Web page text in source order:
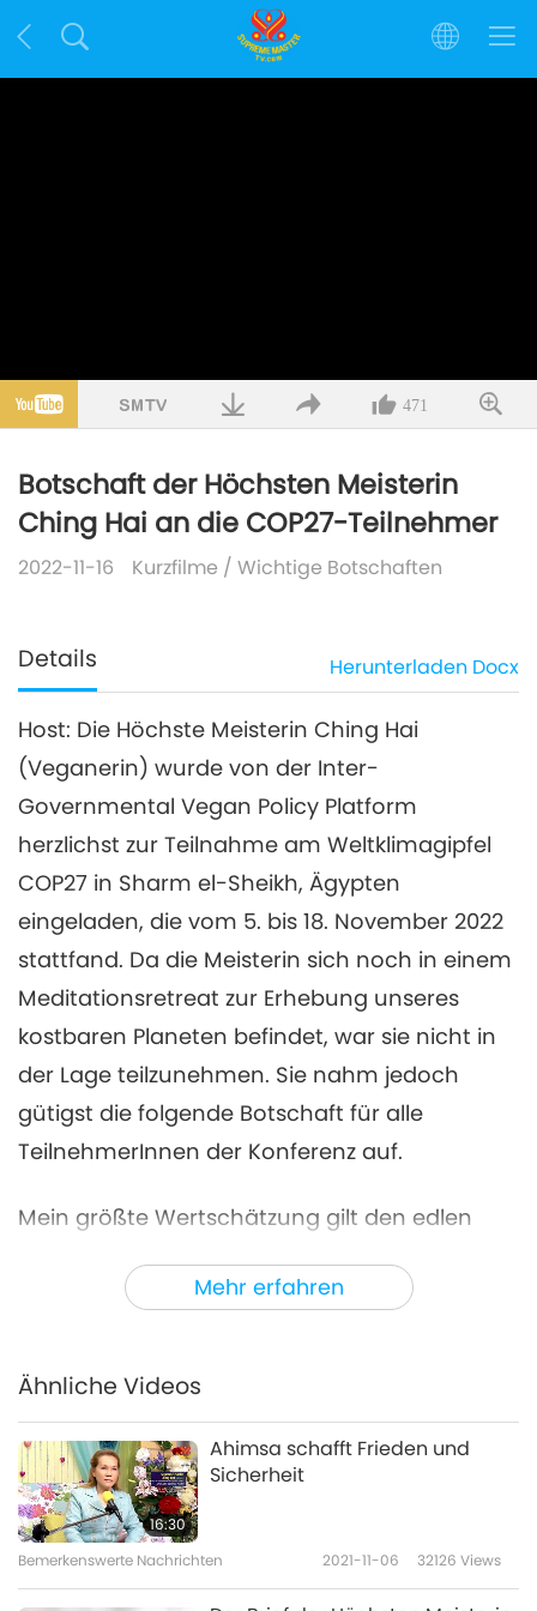
471
Botschaft der Höchsten Meisterin
Ching Hai an die COP27-Teilnehmer
2022-11-16 Kurzfilme / Wichtige Botschaften
Details Herunterladen Docx
Mehr erfahren
Host: Die Höchste Meisterin Ching Hai
(Veganerin) wurde von der Inter-
Governmental Vegan Policy Platform
herzlichst zur Teilnahme am Weltklimagipfel
COP27 in Sharm el-Sheikh, Ägypten
eingeladen, die vom 5. bis 18. November 2022
stattfand. Da die Meisterin sich noch in einem
Meditationsretreat zur Erhebung unseres
kostbaren Planeten befindet, war sie nicht in
der Lage teilzunehmen. Sie nahm jedoch
gütigst die folgende Botschaft für alle
TeilnehmerInnen der Konferenz auf.
Mein größte Wertschätzung gilt den edlen
Absichten. Mögen Sie auch die Gelegenheit
erfreuen. Möge die Sonne in diesem
himmlische Herkunft erinnern.
Meine Damen und Herren, danke für die
Einladung, aber ich kann physisch nicht
Ähnliche Videos
16:30
Ahimsa schafft Frieden und
Sicherheit
Bemerkenswerte Nachrichten 2021-11-06 32126 Views